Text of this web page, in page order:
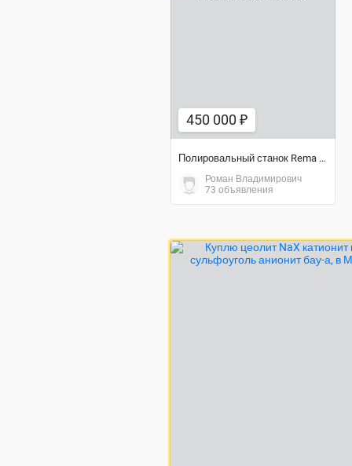
450 000 ₽
Полировальный станок Rema (Германия)
Роман Владимирович
73 объявления